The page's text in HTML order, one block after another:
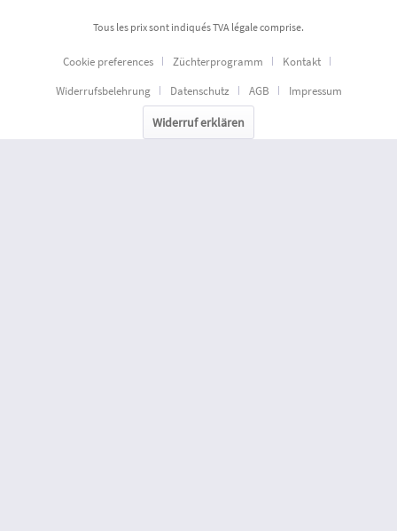
Tous les prix sont indiqués TVA légale comprise.
Cookie preferences Züchterprogramm
Kontakt
Widerrufsbelehrung
Datenschutz AGB Impressum
Widerruf erklären